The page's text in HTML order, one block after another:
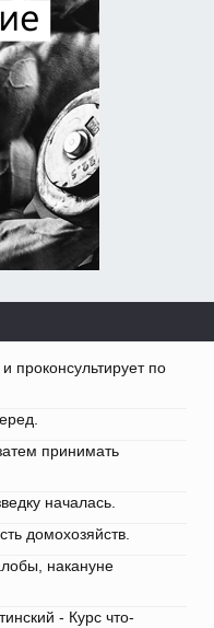
проконсультирует по
принимать
началась.
домохозяйств.
накануне
- Курс что-